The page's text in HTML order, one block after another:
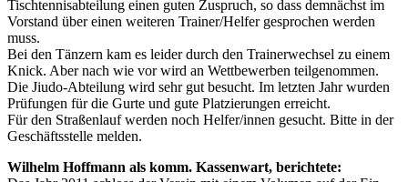
Tischtennisabteilung einen guten Zuspruch, so dass demnächst im
Vorstand über einen weiteren Trainer/Helfer gesprochen werden
muss.
Bei den Tänzern kam es leider durch den Trainerwechsel zu einem
Knick. Aber nach wie vor wird an Wettbewerben teilgenommen.
Die Jiudo-Abteilung wird sehr gut besucht. Im letzten Jahr wurden
Prüfungen für die Gurte und gute Platzierungen erreicht.
Für den Straßenlauf werden noch Helfer/innen gesucht. Bitte in der
Geschäftsstelle melden.
Wilhelm Hoffmann als komm. Kassenwart, berichtete: